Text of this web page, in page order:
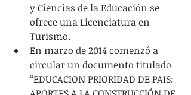
y Ciencias de la Educación se
ofrece una Licenciatura en
Turismo.
En marzo de 2014 comenzó a
circular un documento titulado
“EDUCACION PRIORIDAD DE PAIS: